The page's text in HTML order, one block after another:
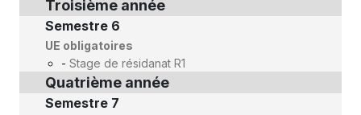
Troisième année
Semestre 6
UE obligatoires
- Stage de résidanat R1
Quatrième année
Semestre 7